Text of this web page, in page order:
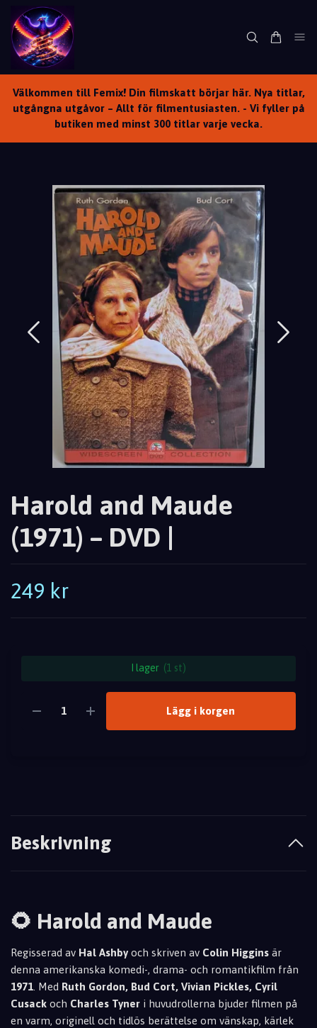
Välkommen till Femix! Din filmskatt börjar här. Nya titlar,
utgångna utgåvor – Allt för filmentusiasten. - Vi fyller på
butiken med minst 300 titlar varje vecka.
Harold and Maude
(1971) – DVD |
249 kr
I lager (1 st)
Lägg i korgen
Beskrivning
🌻 Harold and Maude
Regisserad av Hal Ashby och skriven av Colin Higgins är
denna amerikanska komedi-, drama- och romantikfilm från
1971 . Med Ruth Gordon, Bud Cort, Vivian Pickles, Cyril
Cusack och Charles Tyner i huvudrollerna bjuder filmen på
en varm, originell och tidlös berättelse om vänskap, kärlek